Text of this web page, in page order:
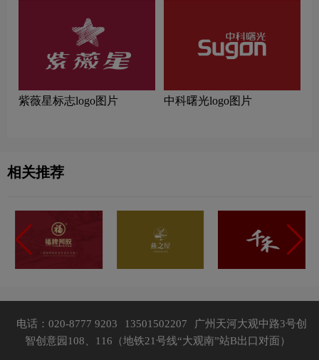
紫薇星标志logo图片 中科曙光logo图片
相关推荐
电话：020-8777 9203 13501502207
广州天河大观中路3号创
智创意园108、116（地铁21号线“大观南”站B出口对面）